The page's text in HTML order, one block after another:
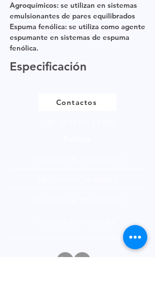
Agroquímicos: se utilizan en sistemas
emulsionantes de pares equilibrados
Espuma fenólica: se utiliza como agente
espumante en sistemas de espuma
fenólica.
Especificación
Contactos